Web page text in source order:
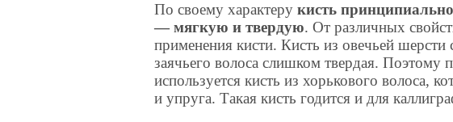
По своему характерукисть
— мягкую и твердую. От различных
применения кисти. Кисть из овечьей шерсти
заячьего волоса слишком твердая. Поэтому
используется кисть из хорькового волоса,
и упруга. Такая кисть годится и для